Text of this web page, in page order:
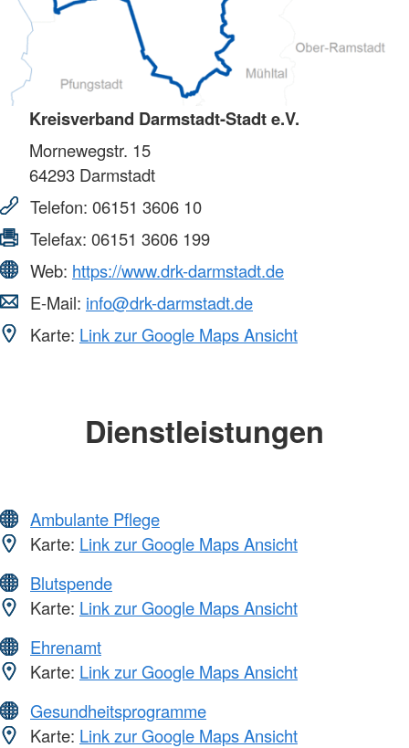
Kreisverband Darmstadt-Stadt e.V.
Mornewegstr. 15
64293 Darmstadt
Telefon: 06151 3606 10
Telefax: 06151 3606 199
Web: https://www.drk-darmstadt.de
E-Mail: info@drk-darmstadt.de
Karte: Link zur Google Maps Ansicht
Dienstleistungen
Ambulante Pflege
Karte: Link zur Google Maps Ansicht
Blutspende
Karte: Link zur Google Maps Ansicht
Ehrenamt
Karte: Link zur Google Maps Ansicht
Gesundheitsprogramme
Karte: Link zur Google Maps Ansicht